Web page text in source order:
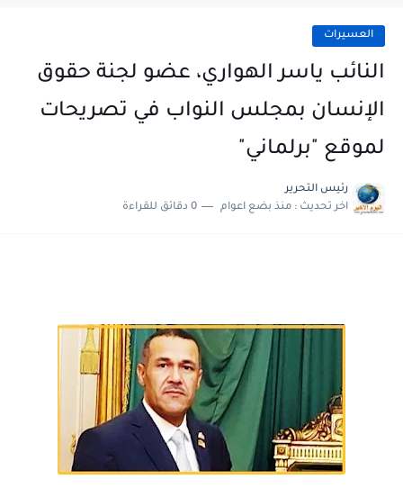
العسيرات
النائب ياسر الهواري، عضو لجنة حقوق
الإنسان بمجلس النواب في تصريحات
لموقع "برلماني"
رئيس التحرير
اخر تحديث : منذ بضع اعوام 0 دقائق للقراءة